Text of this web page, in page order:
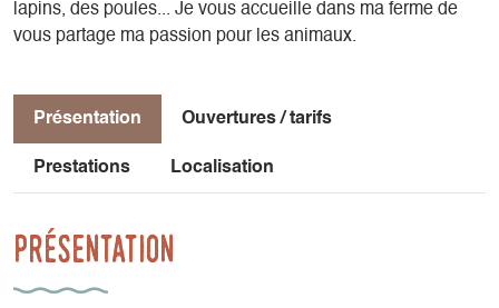
lapins, des poules... Je vous accueille dans ma ferme de
vous partage ma passion pour les animaux.
Présentation Ouvertures / tarifs
Prestations Localisation
Présentation